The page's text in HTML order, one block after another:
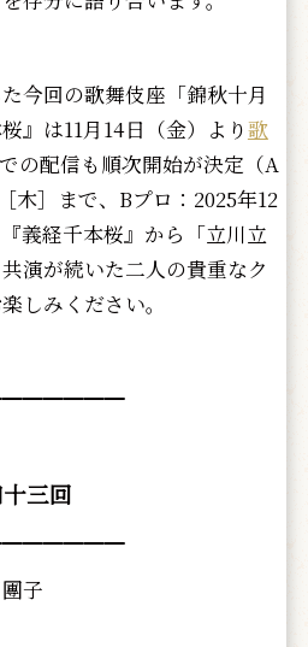
今回の歌舞伎座「錦秋十月
』は11月14日（金）より歌
での配信も順次開始が決定（A
木］まで、Bプロ：2025年12
義経千本桜』から「立川立
演が続いた二人の貴重なク
しみください。
三回
子